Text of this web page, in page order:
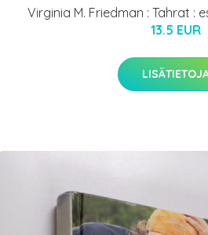
Virginia M. Friedman : Tahrat :
13.5 EUR